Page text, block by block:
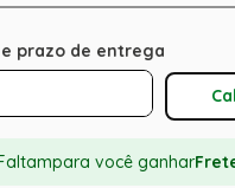
para você ganhar